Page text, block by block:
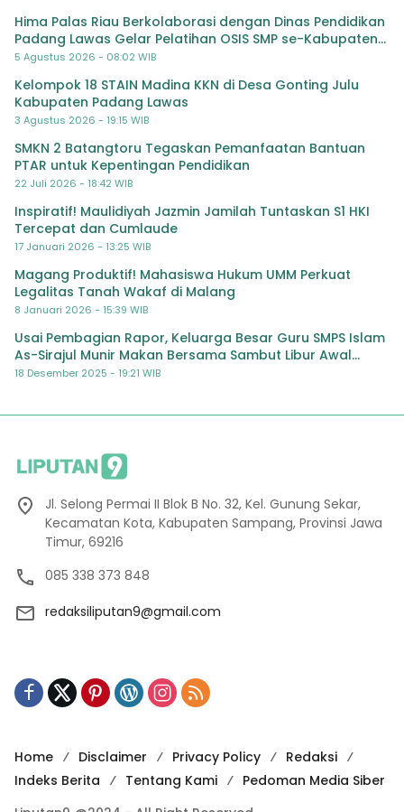
Hima Palas Riau Berkolaborasi dengan Dinas Pendidikan
Padang Lawas Gelar Pelatihan OSIS SMP se-Kabupaten
Padang Lawas
5 Agustus 2026 - 08:02 WIB
Kelompok 18 STAIN Madina KKN di Desa Gonting Julu
Kabupaten Padang Lawas
3 Agustus 2026 - 19:15 WIB
SMKN 2 Batangtoru Tegaskan Pemanfaatan Bantuan
PTAR untuk Kepentingan Pendidikan
22 Juli 2026 - 18:42 WIB
Inspiratif! Maulidiyah Jazmin Jamilah Tuntaskan S1 HKI
Tercepat dan Cumlaude
17 Januari 2026 - 13:25 WIB
Magang Produktif! Mahasiswa Hukum UMM Perkuat
Legalitas Tanah Wakaf di Malang
8 Januari 2026 - 15:39 WIB
Usai Pembagian Rapor, Keluarga Besar Guru SMPS Islam
As-Sirajul Munir Makan Bersama Sambut Libur Awal
Semester
18 Desember 2025 - 19:21 WIB
Jl. Selong Permai II Blok B No. 32, Kel. Gunung Sekar,
Kecamatan Kota, Kabupaten Sampang, Provinsi Jawa
Timur, 69216
085 338 373 848
redaksiliputan9@gmail.com
Home Disclaimer Privacy Policy
Redaksi
Indeks Berita
Tentang Kami
Pedoman Media Siber